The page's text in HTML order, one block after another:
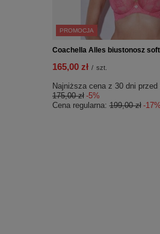
PROMOCJA
Coachella Alles biustonosz
165,00 zł / szt.
Najniższa cena z 30 dni przed
175,00 zł -5%
Cena regularna:199,00 zł -17%